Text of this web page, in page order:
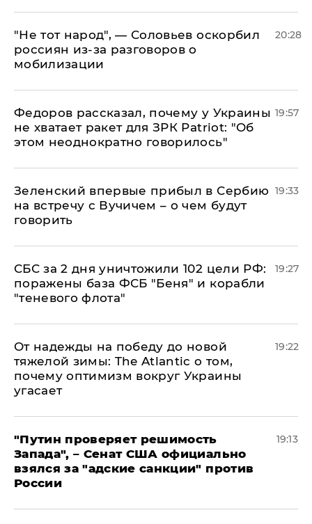
​"Не тот народ", — Соловьев оскорбил
россиян из-за разговоров о
мобилизации
20:28
Федоров рассказал, почему у Украины
не хватает ракет для ЗРК Patriot: "Об
этом неоднократно говорилось"
19:57
Зеленский впервые прибыл в Сербию
на встречу с Вучичем – о чем будут
говорить
19:33
СБС за 2 дня уничтожили 102 цели РФ:
поражены база ФСБ "Беня" и корабли
"теневого флота"
19:27
От надежды на победу до новой
тяжелой зимы: The Atlantic о том,
почему оптимизм вокруг Украины
угасает
19:22
"Путин проверяет решимость
Запада", – Сенат США официально
взялся за "адские санкции" против
России
19:13